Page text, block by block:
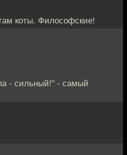
коты. Философские!
- сильный!" - самый